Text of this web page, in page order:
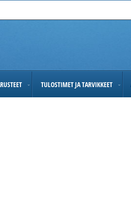
TULOSTIMET JA TARVIKKEET